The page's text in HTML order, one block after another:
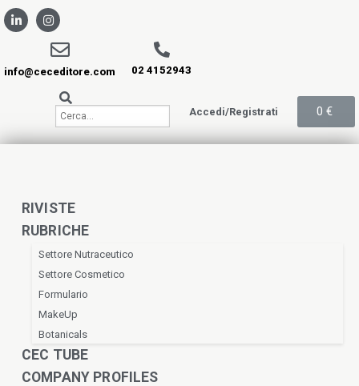
info@ceceditore.com 02 4152943
Accedi/Registrati 0 €
RIVISTE
RUBRICHE
Settore Nutraceutico
Settore Cosmetico
Formulario
MakeUp
Botanicals
CEC TUBE
COMPANY PROFILES